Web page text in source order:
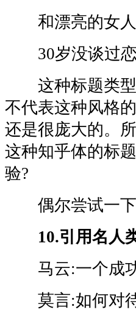
和漂亮的女人
30岁没谈过恋
这种标题类型
不代表这种风格
还是很庞大的。
这种知乎体的标
验?
偶尔尝试一下
10.引用名人
马云:一个成功
莫言:如何对待